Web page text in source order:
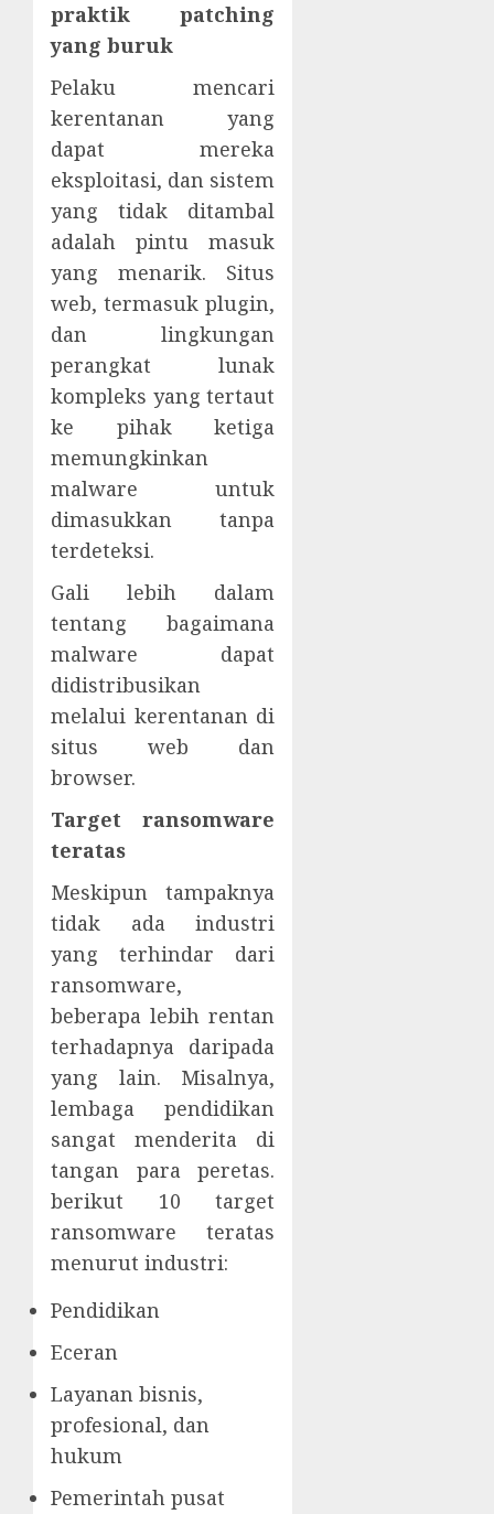
praktik patching
yang buruk
Pelaku mencari
kerentanan yang
dapat mereka
eksploitasi, dan sistem
yang tidak ditambal
adalah pintu masuk
yang menarik. Situs
web, termasuk plugin,
dan lingkungan
perangkat lunak
kompleks yang tertaut
ke pihak ketiga
memungkinkan
malware untuk
dimasukkan tanpa
terdeteksi.
Gali lebih dalam
tentang bagaimana
malware dapat
didistribusikan
melalui kerentanan di
situs web dan
browser.
Target ransomware
teratas
Meskipun tampaknya
tidak ada industri
yang terhindar dari
ransomware,
beberapa lebih rentan
terhadapnya daripada
yang lain. Misalnya,
lembaga pendidikan
sangat menderita di
tangan para peretas.
berikut 10 target
ransomware teratas
menurut industri:
Pendidikan
Eceran
Layanan bisnis,
profesional, dan
hukum
Pemerintah pusat